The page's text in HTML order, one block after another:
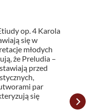
op. 4 Karola
się w
młodych
że Preludia –
przed
par
się